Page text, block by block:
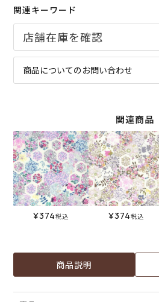
関連キーワード
商品についてのお問い合わせ
関連商品
¥374税込 ¥374税込
商品説明